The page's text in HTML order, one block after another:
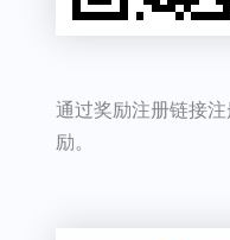
通过奖励注册链接
励。